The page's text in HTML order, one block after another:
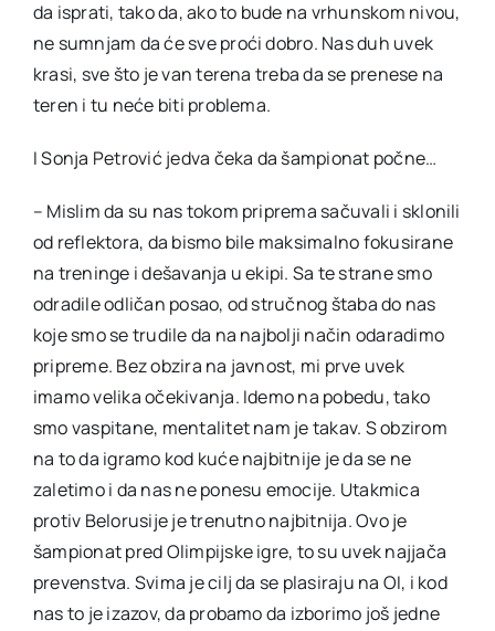
da isprati, tako da, ako to bude na vrhunskom nivou,
ne sumnjam da će sve proći dobro. Nas duh uvek
krasi, sve što je van terena treba da se prenese na
teren i tu neće biti problema.
I Sonja Petrović jedva čeka da šampionat počne…
– Mislim da su nas tokom priprema sačuvali i sklonili
od reflektora, da bismo bile maksimalno fokusirane
na treninge i dešavanja u ekipi. Sa te strane smo
odradile odličan posao, od stručnog štaba do nas
koje smo se trudile da na najbolji način odaradimo
pripreme. Bez obzira na javnost, mi prve uvek
imamo velika očekivanja. Idemo na pobedu, tako
smo vaspitane, mentalitet nam je takav. S obzirom
na to da igramo kod kuće najbitnije je da se ne
zaletimo i da nas ne ponesu emocije. Utakmica
protiv Belorusije je trenutno najbitnija. Ovo je
šampionat pred Olimpijske igre, to su uvek najjača
prevenstva. Svima je cilj da se plasiraju na OI, i kod
nas to je izazov, da probamo da izborimo još jedne